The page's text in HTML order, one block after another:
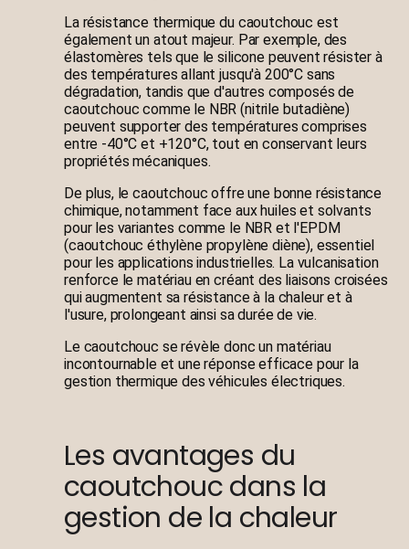
La résistance thermique du caoutchouc est
également un atout majeur. Par exemple, des
élastomères tels que le silicone peuvent résister à
des températures allant jusqu'à 200°C sans
dégradation, tandis que d'autres composés de
caoutchouc comme le NBR (nitrile butadiène)
peuvent supporter des températures comprises
entre -40°C et +120°C, tout en conservant leurs
propriétés mécaniques.
De plus, le caoutchouc offre une bonne résistance
chimique, notamment face aux huiles et solvants
pour les variantes comme le NBR et l'EPDM
(caoutchouc éthylène propylène diène), essentiel
pour les applications industrielles. La vulcanisation
renforce le matériau en créant des liaisons croisées
qui augmentent sa résistance à la chaleur et à
l'usure, prolongeant ainsi sa durée de vie.
Le caoutchouc se révèle donc un matériau
incontournable et une réponse efficace pour la
gestion thermique des véhicules électriques.
Les avantages du
caoutchouc dans la
gestion de la chaleur